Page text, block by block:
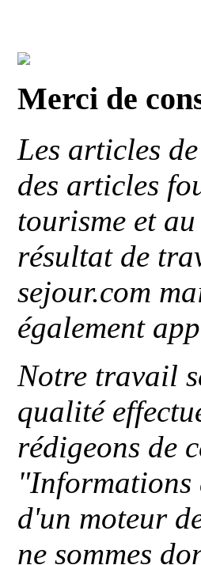
Merci de
Les articles
des articles
tourisme et
résultat de
sejour.com
également
Notre travail
qualité
rédigeons de
"Informations
d'un moteur
ne sommes